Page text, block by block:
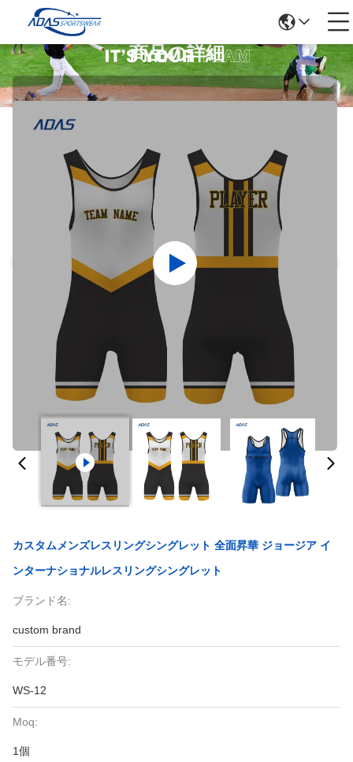
商品の詳細
カスタムメンズレスリングシングレット 全面昇華 ジョージア イ
ンターナショナルレスリングシングレット
ブランド名:
custom brand
モデル番号:
WS-12
Moq:
1個